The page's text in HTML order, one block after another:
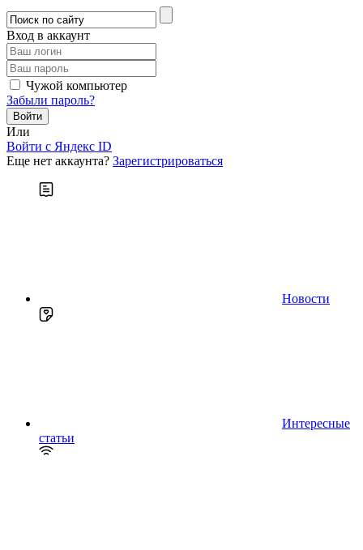
Вход в аккаунт
Чужой компьютер
Забыли пароль?
Или
Войти c Яндекс ID
Еще нет аккаунта? Зарегистрироваться
Новости
Интересные
статьи